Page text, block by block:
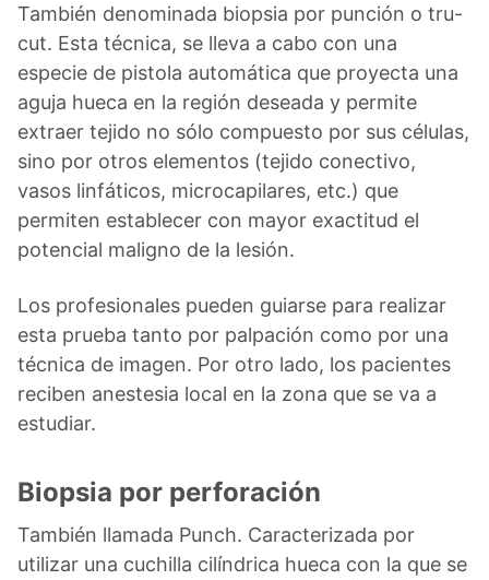
También denominada biopsia por punción o tru-
cut. Esta técnica, se lleva a cabo con una
especie de pistola automática que proyecta una
aguja hueca en la región deseada y permite
extraer tejido no sólo compuesto por sus células,
sino por otros elementos (tejido conectivo,
vasos linfáticos, microcapilares, etc.) que
permiten establecer con mayor exactitud el
potencial maligno de la lesión.
Los profesionales pueden guiarse para realizar
esta prueba tanto por palpación como por una
técnica de imagen. Por otro lado, los pacientes
reciben anestesia local en la zona que se va a
estudiar.
Biopsia por perforación
También llamada Punch. Caracterizada por
utilizar una cuchilla cilíndrica hueca con la que se